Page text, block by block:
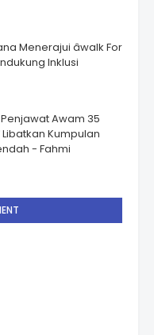
Menerajui âwalk For
Inklusi
Awam 35
Kumpulan
- Fahmi